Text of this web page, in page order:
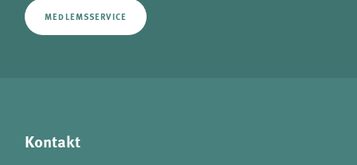
MEDLEMSSERVICE
Kontakt